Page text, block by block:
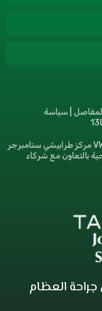
بالمفاصل | سياسة
اعتماد وزارة الصحة: VW73177 - 20/11/2020 مركز طرابيشي ستامبرجر
بالتعاون مع شركاء
العظام